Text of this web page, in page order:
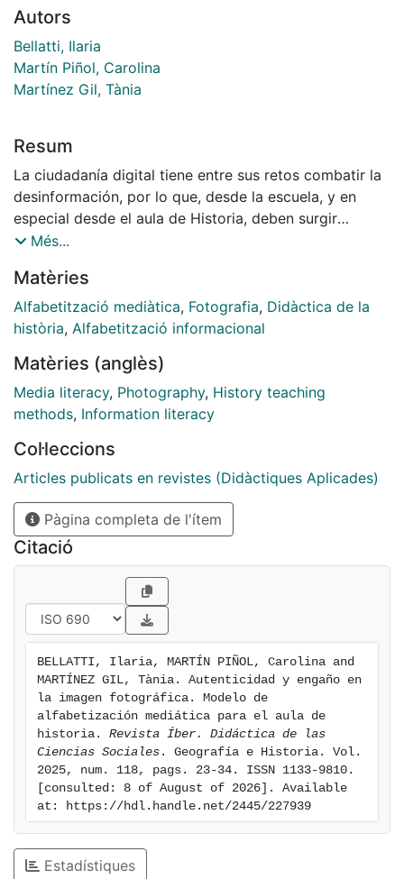
Autors
Bellatti, Ilaria
Martín Piñol, Carolina
Martínez Gil, Tània
Resum
La ciudadanía digital tiene entre sus retos combatir la
desinformación, por lo que, desde la escuela, y en
especial desde el aula de Historia, deben surgir
diseños didácticos que proporcionen las bases para
ciudadanía crítica y reflexiva. En este artículo
presentamos la imagen fotográfica como fuente para
trabajar mediante la aplicación de un protocolo
alumnado de herramientas para la construcción de un
conocimiento veraz.
Més...
Matèries
Alfabetització mediàtica, Fotografia, Didàctica de la
història, Alfabetització informacional
Matèries (anglès)
Media literacy, Photography, History teaching
methods, Information literacy
Col·leccions
Articles publicats en revistes (Didàctiques Aplicades)
Pàgina completa de l'ítem
Citació
BELLATTI, Ilaria, MARTÍN PIÑOL, Carolina and
MARTÍNEZ GIL, Tània. Autenticidad y engaño en
la imagen fotográfica. Modelo de
alfabetización mediática para el aula de
historia. Revista Íber. Didáctica de las
Ciencias Sociales . Geografía e Historia. Vol.
2025, num. 118, pags. 23-34. ISSN 1133-9810.
[consulted: 8 of August of 2026]. Available
at: https://hdl.handle.net/2445/227939
Estadístiques